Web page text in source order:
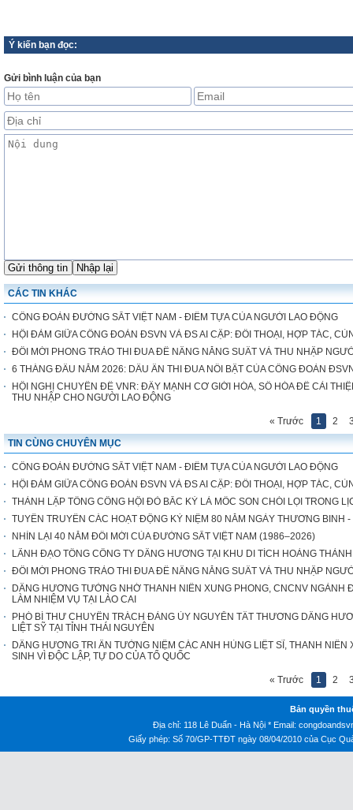
Ý kiến bạn đọc:
Gửi bình luận của bạn
CÁC TIN KHÁC
CÔNG ĐOÀN ĐƯỜNG SẮT VIỆT NAM - ĐIỂM TỰA CỦA NGƯỜI LAO ĐỘNG
HỘI ĐÀM GIỮA CÔNG ĐOÀN ĐSVN VÀ ĐS AI CẬP: ĐỐI THOẠI, HỢP TÁC,
ĐỔI MỚI PHONG TRÀO THI ĐUA ĐỂ NÂNG NĂNG SUẤT VÀ THU NHẬP
6 THÁNG ĐẦU NĂM 2026: DẤU ẤN THI ĐUA NỔI BẬT CỦA CÔNG ĐOÀN
HỘI NGHỊ CHUYÊN ĐỀ VNR: ĐẨY MẠNH CƠ GIỚI HÓA, SỐ HÓA ĐỂ CẢI
THU NHẬP CHO NGƯỜI LAO ĐỘNG
« Trước 1 2
TIN CÙNG CHUYÊN MỤC
CÔNG ĐOÀN ĐƯỜNG SẮT VIỆT NAM - ĐIỂM TỰA CỦA NGƯỜI LAO ĐỘNG
HỘI ĐÀM GIỮA CÔNG ĐOÀN ĐSVN VÀ ĐS AI CẬP: ĐỐI THOẠI, HỢP TÁC,
THÀNH LẬP TỔNG CÔNG HỘI ĐỎ BẮC KỲ LÀ MỐC SON CHÓI LỌI TRONG
TUYÊN TRUYỀN CÁC HOẠT ĐỘNG KỶ NIỆM 80 NĂM NGÀY THƯƠNG BINH
NHÌN LẠI 40 NĂM ĐỔI MỚI CỦA ĐƯỜNG SẮT VIỆT NAM (1986–2026)
LÃNH ĐẠO TỔNG CÔNG TY DÂNG HƯƠNG TẠI KHU DI TÍCH HOÀNG
ĐỔI MỚI PHONG TRÀO THI ĐUA ĐỂ NÂNG NĂNG SUẤT VÀ THU NHẬP
DÂNG HƯƠNG TƯỞNG NHỚ THANH NIÊN XUNG PHONG, CNCNV NGÀNH
LÀM NHIỆM VỤ TẠI LÀO CAI
PHÓ BÍ THƯ CHUYÊN TRÁCH ĐẢNG ỦY NGUYỄN TẤT THƯƠNG DÂNG
LIỆT SỸ TẠI TỈNH THÁI NGUYÊN
DÂNG HƯƠNG TRI ÂN TƯỞNG NIỆM CÁC ANH HÙNG LIỆT SĨ, THANH
SINH VÌ ĐỘC LẬP, TỰ DO CỦA TỔ QUỐC
« Trước 1 2
Bản quyền
Địa chỉ: 118 Lê Duẩn - Hà Nội * Email:
Giấy phép: Số 70/GP-TTĐT ngày 08/04/2010 của Cục